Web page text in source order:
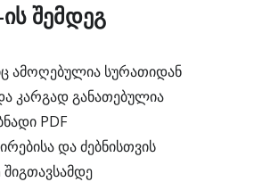
შემდეგ
ამოღებულია სურათიდან
კარგად განათებულია
PDF
და ძებნისთვის